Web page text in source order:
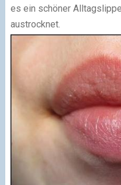
es ein schöner
austrocknet.